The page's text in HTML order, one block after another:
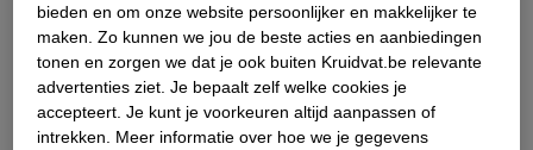
bieden en om onze website persoonlijker en makkelijker te
maken. Zo kunnen we jou de beste acties en aanbiedingen
tonen en zorgen we dat je ook buiten Kruidvat.be relevante
advertenties ziet. Je bepaalt zelf welke cookies je
accepteert. Je kunt je voorkeuren altijd aanpassen of
intrekken.
Meer informatie over hoe we je gegevens